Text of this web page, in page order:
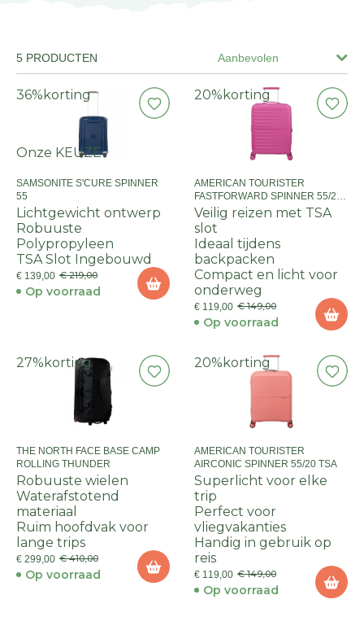
Aanbevolen
5 PRODUCTEN
36% korting
Onze KEUZE
SAMSONITE S'CURE SPINNER
55
Lichtgewicht ontwerp
Robuuste
Polypropyleen
TSA Slot Ingebouwd
€ 139,00 € 219,00
Op voorraad
20% korting
AMERICAN TOURISTER
FASTFORWARD SPINNER 55/20
TSA EXP
Veilig reizen met TSA
slot
Ideaal tijdens
backpacken
Compact en licht voor
onderweg
€ 119,00 € 149,00
Op voorraad
27% korting
THE NORTH FACE BASE CAMP
ROLLING THUNDER
Robuuste wielen
Waterafstotend
materiaal
Ruim hoofdvak voor
lange trips
€ 299,00 € 410,00
Op voorraad
20% korting
AMERICAN TOURISTER
AIRCONIC SPINNER 55/20 TSA
Superlicht voor elke
trip
Perfect voor
vliegvakanties
Handig in gebruik op
reis
€ 119,00 € 149,00
Op voorraad